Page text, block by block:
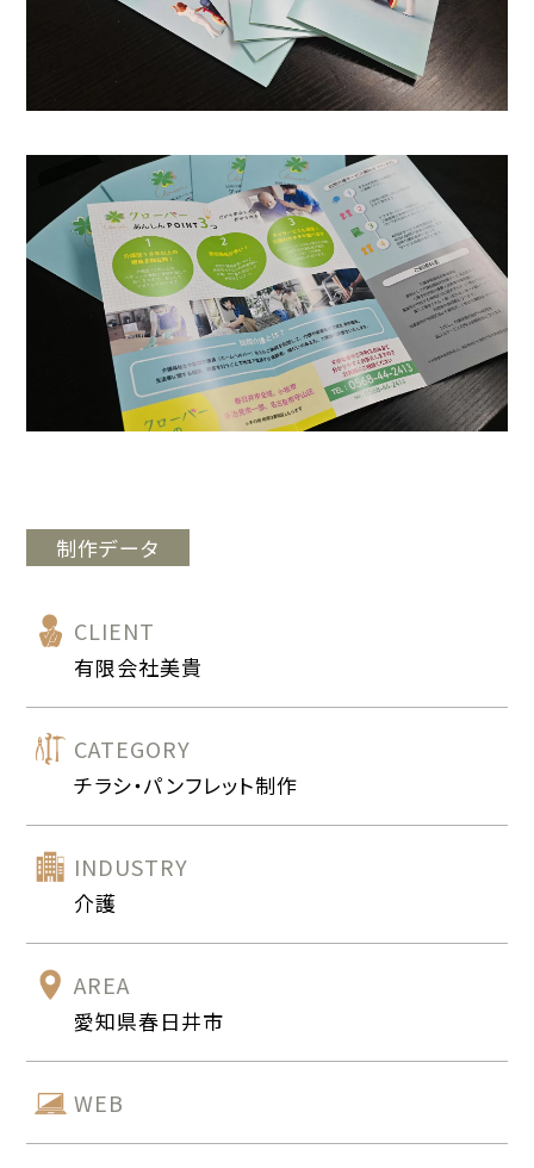
制作データ
CLIENT
有限会社美貴
CATEGORY
チラシ・パンフレット制作
INDUSTRY
介護
AREA
愛知県春日井市
WEB